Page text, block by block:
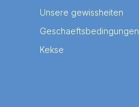
Unsere gewissheiten
Geschaeftsbedingungen
Kekse